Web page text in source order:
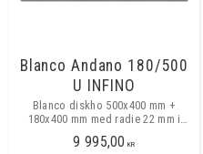
Blanco Andano 180/500
U INFINO
Blanco diskho 500x400 mm +
180x400 mm med radie 22 mm i
Stor ho till höger, finns även med
9 995,00 KR